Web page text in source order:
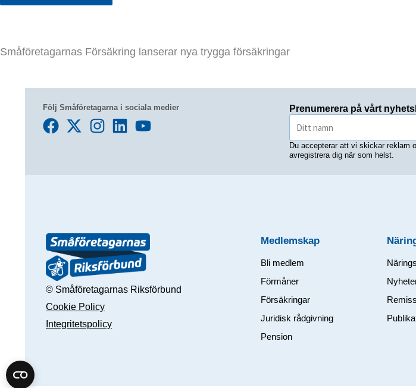
Småföretagarnas Försäkring lanserar nya trygga försäkringar
Följ Småföretagarna i sociala medier
Prenumerera på vårt
Du accepterar att vi skickar reklam
avregistrera dig när som helst.
© Småföretagarnas Riksförbund
Cookie Policy
Integritetspolicy
Medlemskap
Bli medlem
Förmåner
Försäkringar
Juridisk rådgivning
Pension